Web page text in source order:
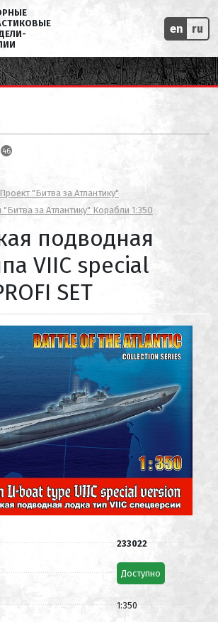
en ru
46
Проект "Битва за Атлантику"
за Атлантику" Корабли 1:350
подводная
VIIC special
SET
233022
Доступно
1:350